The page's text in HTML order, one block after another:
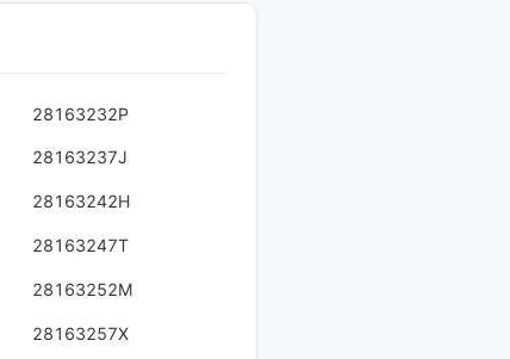
28163232P
28163237J
28163242H
28163247T
28163252M
28163257X